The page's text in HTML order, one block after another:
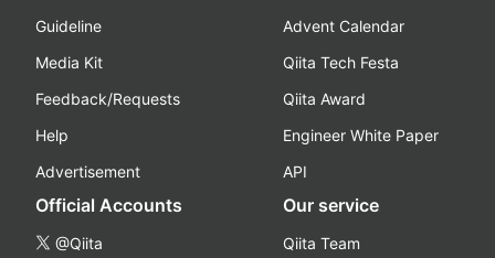
Guideline
Media Kit
Feedback/Requests
Help
Advertisement
Advent Calendar
Qiita Tech Festa
Qiita Award
Engineer White Paper
API
Official Accounts
@Qiita
Our service
Qiita Team